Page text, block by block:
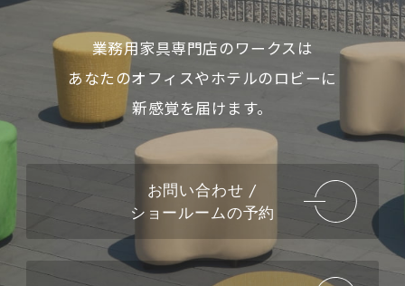
業務用家具専門店のワークスは
あなたのオフィスやホテルのロビーに
新感覚を届けます。
お問い合わせ /
ショールームの予約